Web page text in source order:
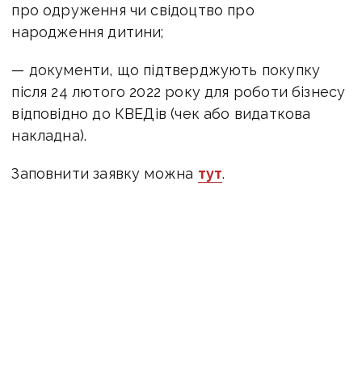
про одруження чи свідоцтво про
народження дитини;
— документи, що підтверджують покупку
після 24 лютого 2022 року для роботи бізнесу
відповідно до КВЕДів (чек або видаткова
накладна).
Заповнити заявку можна тут.